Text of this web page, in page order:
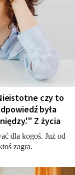
czy to
była
Z życia
dla kogoś. Już od
zagra.